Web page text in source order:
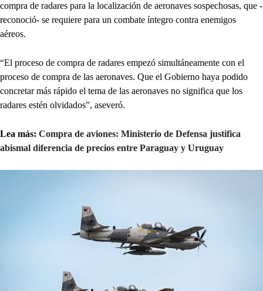
compra de radares para la localización de aeronaves sospechosas, que -
reconoció- se requiere para un combate íntegro contra enemigos
aéreos.
“El proceso de compra de radares empezó simultáneamente con el
proceso de compra de las aeronaves. Que el Gobierno haya podido
concretar más rápido el tema de las aeronaves no significa que los
radares estén olvidados”, aseveró.
Lea más: Compra de aviones: Ministerio de Defensa justifica
abismal diferencia de precios entre Paraguay y Uruguay